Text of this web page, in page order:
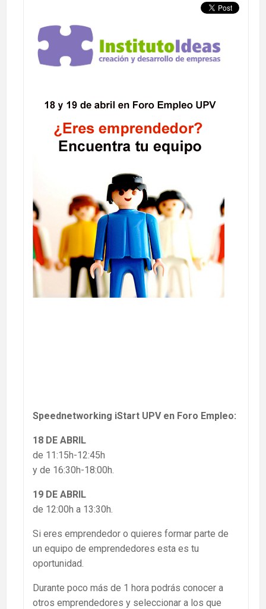
Speednetworking iStart UPV en Foro Empleo:
18 DE ABRIL
de 11:15h-12:45h
y de 16:30h-18:00h.
19 DE ABRIL
de 12:00h a 13:30h.
Si eres emprendedor o quieres formar parte de
un equipo de emprendedores esta es tu
oportunidad.
Durante poco más de 1 hora podrás conocer a
otros emprendedores y seleccionar a los que